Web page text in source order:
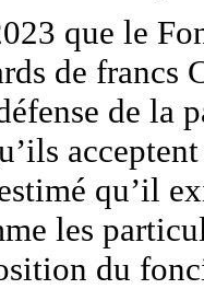
que le
de francs
de la
qu’il
les
du